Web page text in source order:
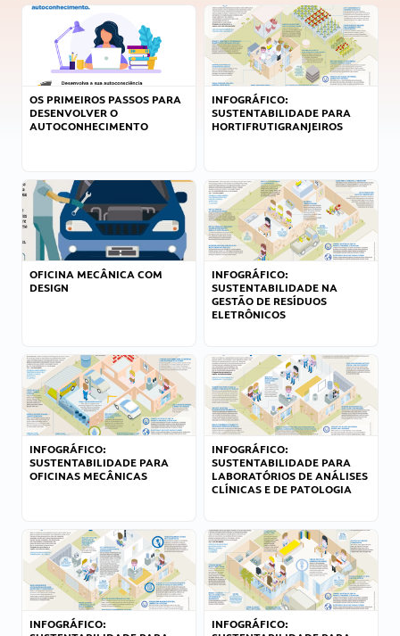
OS PRIMEIROS PASSOS PARA
DESENVOLVER O
AUTOCONHECIMENTO
INFOGRÁFICO:
SUSTENTABILIDADE PARA
HORTIFRUTIGRANJEIROS
OFICINA MECÂNICA COM
DESIGN
INFOGRÁFICO:
SUSTENTABILIDADE NA
GESTÃO DE RESÍDUOS
ELETRÔNICOS
INFOGRÁFICO:
SUSTENTABILIDADE PARA
OFICINAS MECÂNICAS
INFOGRÁFICO:
SUSTENTABILIDADE PARA
LABORATÓRIOS DE ANÁLISES
CLÍNICAS E DE PATOLOGIA
INFOGRÁFICO:
INFOGRÁFICO: